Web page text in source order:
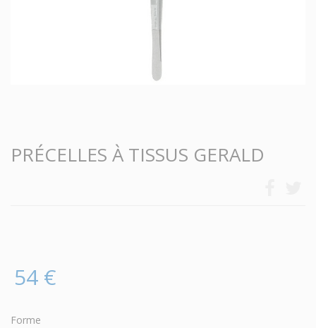
PRÉCELLES À TISSUS GERALD
54 €
Forme